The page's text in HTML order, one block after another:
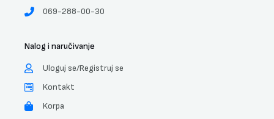
069-288-00-30
Nalog i naručivanje
Uloguj se/Registruj se
Kontakt
Korpa